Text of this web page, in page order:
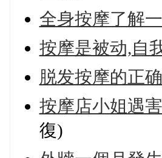
全身按摩了解
按摩是被动,自
脱发按摩的正
按摩店小姐遇
復)